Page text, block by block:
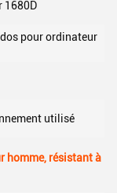
1680D
pour ordinateur
utilisé
homme, résistant à